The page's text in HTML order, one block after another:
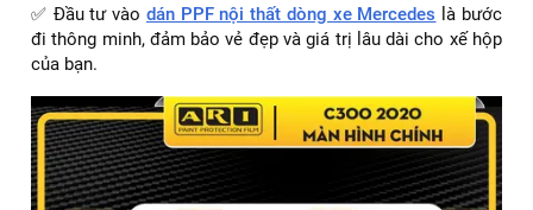
✅ Đầu tư vào dán PPF nội thất dòng xe Mercedes là bước
đi thông minh, đảm bảo vẻ đẹp và giá trị lâu dài cho xế hộp
của bạn.